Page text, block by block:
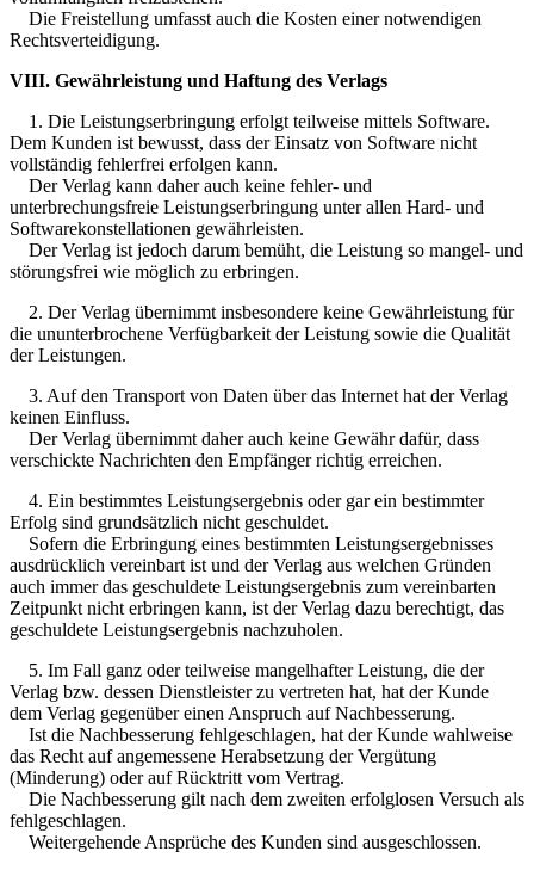
Die Freistellung umfasst auch die Kosten einer notwendigen
Rechtsverteidigung.
VIII. Gewährleistung und Haftung des Verlags
1. Die Leistungserbringung erfolgt teilweise mittels Software.
Dem Kunden ist bewusst, dass der Einsatz von Software nicht
vollständig fehlerfrei erfolgen kann.
Der Verlag kann daher auch keine fehler- und
unterbrechungsfreie Leistungserbringung unter allen Hard- und
Softwarekonstellationen gewährleisten.
Der Verlag ist jedoch darum bemüht, die Leistung so mangel- und
störungsfrei wie möglich zu erbringen.
2. Der Verlag übernimmt insbesondere keine Gewährleistung für
die ununterbrochene Verfügbarkeit der Leistung sowie die Qualität
der Leistungen.
3. Auf den Transport von Daten über das Internet hat der Verlag
keinen Einfluss.
Der Verlag übernimmt daher auch keine Gewähr dafür, dass
verschickte Nachrichten den Empfänger richtig erreichen.
4. Ein bestimmtes Leistungsergebnis oder gar ein bestimmter
Erfolg sind grundsätzlich nicht geschuldet.
Sofern die Erbringung eines bestimmten Leistungsergebnisses
ausdrücklich vereinbart ist und der Verlag aus welchen Gründen
auch immer das geschuldete Leistungsergebnis zum vereinbarten
Zeitpunkt nicht erbringen kann, ist der Verlag dazu berechtigt, das
geschuldete Leistungsergebnis nachzuholen.
5. Im Fall ganz oder teilweise mangelhafter Leistung, die der
Verlag bzw. dessen Dienstleister zu vertreten hat, hat der Kunde
dem Verlag gegenüber einen Anspruch auf Nachbesserung.
Ist die Nachbesserung fehlgeschlagen, hat der Kunde wahlweise
das Recht auf angemessene Herabsetzung der Vergütung
(Minderung) oder auf Rücktritt vom Vertrag.
Die Nachbesserung gilt nach dem zweiten erfolglosen Versuch als
fehlgeschlagen.
Weitergehende Ansprüche des Kunden sind ausgeschlossen.